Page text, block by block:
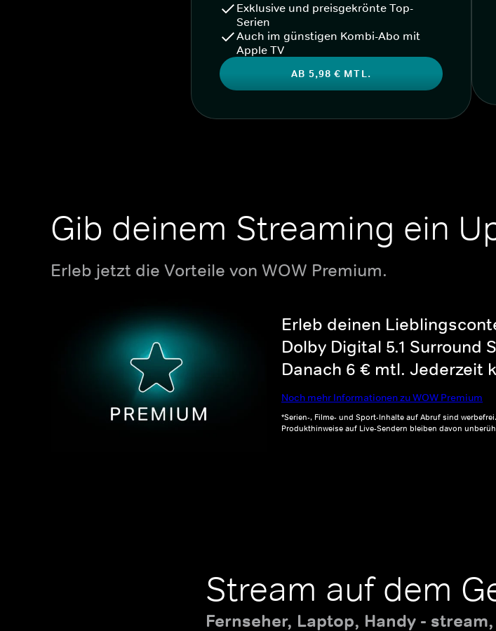
Exklusive und preisgekrönte Top-
Serien
Auch im günstigen Kombi-Abo mit
Apple TV
AB 5,98 € MTL.
Gib deinem Streaming ein
Erleb jetzt die Vorteile von WOW Premium.
Erleb deinen
Dolby Digital 5.1 Surround
Danach 6 € mtl. Jederzeit
Noch mehr Informationen zu WOW Premium
*Serien-, Filme- und Sport-Inhalte auf Abruf sind
Produkthinweise auf Live-Sendern bleiben davon
Stream auf dem
Fernseher, Laptop, Handy -